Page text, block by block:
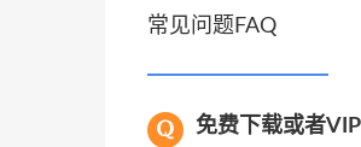
常见问题FAQ
免费下载或者